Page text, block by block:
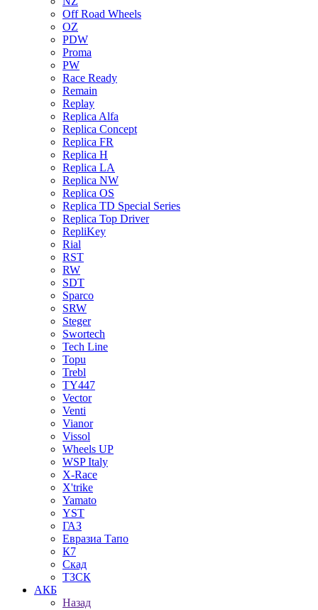
Off Road Wheels
OZ
PDW
Proma
PW
Race Ready
Remain
Replay
Replica Alfa
Replica Concept
Replica FR
Replica H
Replica LA
Replica NW
Replica OS
Replica TD Special Series
Replica Top Driver
RepliKey
Rial
RST
RW
SDT
Sparco
SRW
Steger
Swortech
Tech Line
Topu
Trebl
TY447
Vector
Venti
Vianor
Vissol
Wheels UP
WSP Italy
X-Race
X'trike
Yamato
YST
ГАЗ
Евразиа Тапо
К7
Скад
ТЗСК
АКБ
Назад